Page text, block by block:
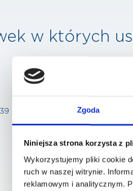
Zgoda
Niniejsza strona korzysta z
Wykorzystujemy pliki cookie
ruch w naszej witrynie.
reklamowym i analitycznym.
w których
, 05-500 Piaseczno